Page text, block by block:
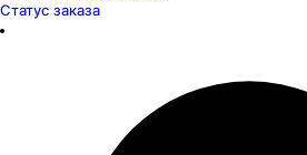
Статус заказа